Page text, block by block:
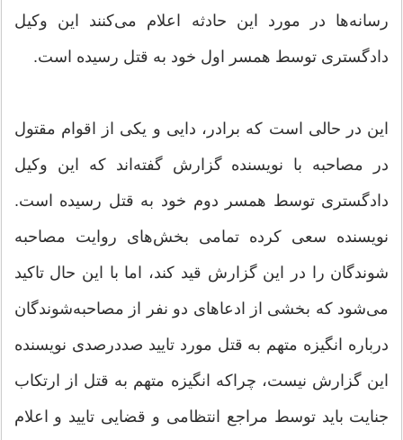
رسانه‌ها در مورد این حادثه اعلام می‌کنند این وکیل
دادگستری توسط همسر اول خود به قتل رسیده است.
این در حالی است که برادر، دایی و یکی از اقوام مقتول
در مصاحبه با نویسنده گزارش گفته‌اند که این وکیل
دادگستری توسط همسر دوم خود به قتل رسیده است.
نویسنده سعی کرده تمامی بخش‌های روایت مصاحبه
شوندگان را در این گزارش قید کند، اما با این حال تاکید
می‌شود که بخشی از ادعاهای دو نفر از مصاحبه‌شوندگان
درباره انگیزه متهم به قتل مورد تایید صددرصدی نویسنده
این گزارش نیست، چراکه انگیزه متهم به قتل از ارتکاب
جنایت باید توسط مراجع انتظامی و قضایی تایید و اعلام